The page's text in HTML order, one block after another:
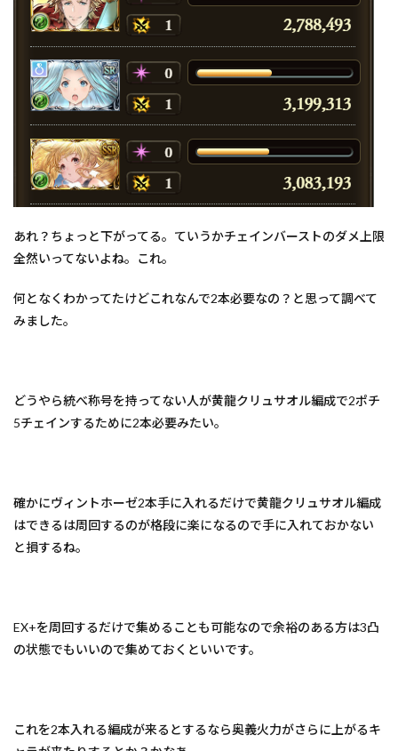
あれ？ちょっと下がってる。ていうかチェインバーストのダメ上限
全然いってないよね。これ。
何となくわかってたけどこれなんで2本必要なの？と思って調べて
みました。
どうやら統べ称号を持ってない人が黄龍クリュサオル編成で2ポチ
5チェインするために2本必要みたい。
確かにヴィントホーゼ2本手に入れるだけで黄龍クリュサオル編成
はできるは周回するのが格段に楽になるので手に入れておかない
と損するね。
EX+を周回するだけで集めることも可能なので余裕のある方は3凸
の状態でもいいので集めておくといいです。
これを2本入れる編成が来るとするなら奥義火力がさらに上がるキ